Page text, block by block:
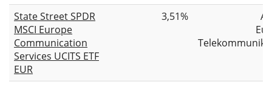
State Street SPDR
MSCI Europe
Communication
Services UCITS ETF
EUR
3,51%